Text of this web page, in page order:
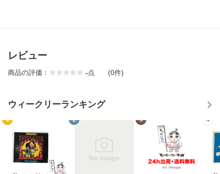
レビュー
商品の評価： -点 (0件)
ウィークリーランキング
1 2 3 4